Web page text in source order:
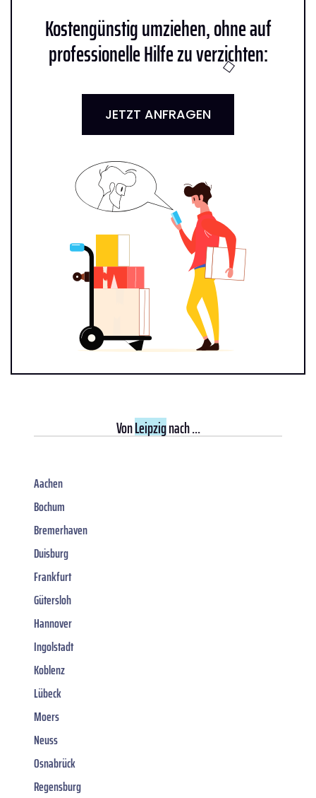
Kostengünstig umziehen, ohne auf
professionelle Hilfe zu verzichten:
JETZT ANFRAGEN
VonLeipzignach ...
Aachen
Bochum
Bremerhaven
Duisburg
Frankfurt
Gütersloh
Hannover
Ingolstadt
Koblenz
Lübeck
Moers
Neuss
Osnabrück
Regensburg